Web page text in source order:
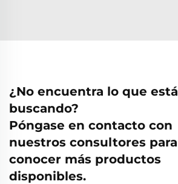
¿No encuentra lo que está
buscando?
Póngase en contacto con
nuestros consultores para
conocer más productos
disponibles.